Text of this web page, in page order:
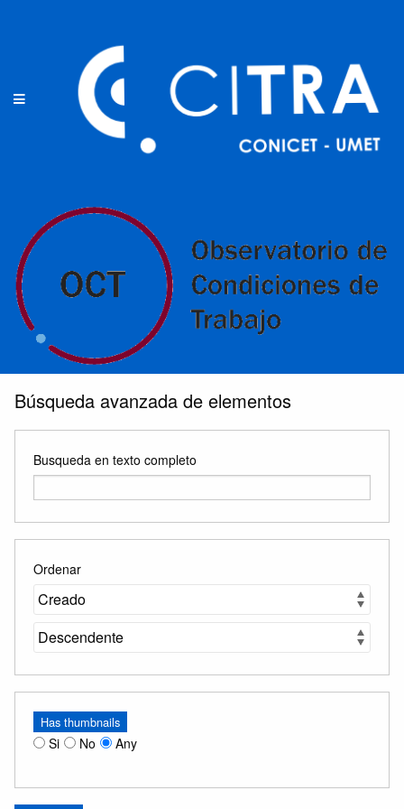
Búsqueda avanzada de elementos
Busqueda en texto completo
Ordenar
Has thumbnails
Si No Any